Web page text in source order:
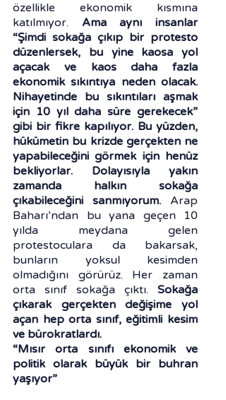
özellikle ekonomik kısmına
katılmıyor. Ama aynı insanlar
“Şimdi sokağa çıkıp bir protesto
düzenlersek, bu yine kaosa yol
açacak ve kaos daha fazla
ekonomik sıkıntıya neden olacak.
Nihayetinde bu sıkıntıları aşmak
için 10 yıl daha süre gerekecek”
gibi bir fikre kapılıyor. Bu yüzden,
hükümetin bu krizde gerçekten ne
yapabileceğini görmek için henüz
bekliyorlar. Dolayısıyla yakın
zamanda halkın sokağa
çıkabileceğini sanmıyorum. Arap
Baharı’ndan bu yana geçen 10
yılda meydana gelen
protestoculara da bakarsak,
bunların yoksul kesimden
olmadığını görürüz. Her zaman
orta sınıf sokağa çıktı. Sokağa
çıkarak gerçekten değişime yol
açan hep orta sınıf, eğitimli kesim
ve bürokratlardı.
“Mısır orta sınıfı ekonomik ve
politik olarak büyük bir buhran
yaşıyor”